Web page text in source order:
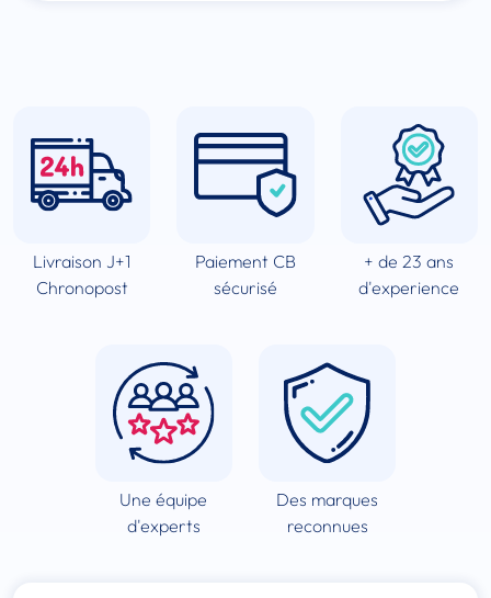
Livraison J+1
Chronopost
Paiement CB
sécurisé
+ de 23 ans
d'experience
Une équipe
d'experts
Des marques
reconnues